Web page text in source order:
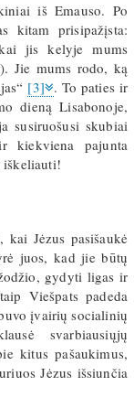
iš Emauso. Po
kitam prisipažįsta:
jis kelyje mums
Jie mums rodo, ką
[3] . To paties ir
dieną Lisabonoje,
susiruošusi skubiai
kiekviena pajunta
iškeliauti!
kai Jėzus pasišaukė
juos, kad jie būtų
gydyti ligas ir
Viešpats padeda
įvairių socialinių
svarbiausiųjų
kitus pašaukimus,
Jėzus išsiunčia